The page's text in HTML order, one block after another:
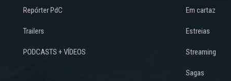
Repórter PdC
Trailers
PODCASTS + VÍDEOS
Em cartaz
Estreias
Streaming
Sagas